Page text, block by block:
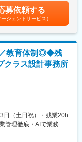
コンセプトの企画立
のホテルを創り上げる
務所です。
建築士の平均年齢は35
のホテルプロジェクト
金はあくまでも目安の
があります。月給(月額)
募依頼する
ージェントサービス）
／教育体制◎◆残
ラス設計事務所
日（土日祝）・残業20h
管理徹底・AIで業務効